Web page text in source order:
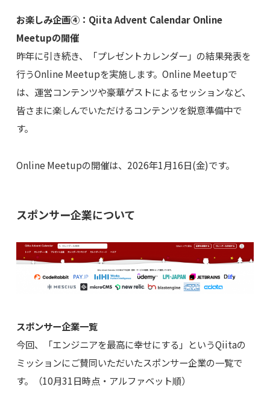
お楽しみ企画④：Qiita Advent Calendar Online
Meetupの開催
昨年に引き続き、「プレゼントカレンダー」の結果発表を
行うOnline Meetupを実施します。Online Meetupで
は、運営コンテンツや豪華ゲストによるセッションなど、
皆さまに楽しんでいただけるコンテンツを鋭意準備中で
す。
Online Meetupの開催は、2026年1月16日(金)です。
スポンサー企業について
スポンサー企業一覧
今回、「エンジニアを最高に幸せにする」というQiitaの
ミッションにご賛同いただいたスポンサー企業の一覧で
す。（10月31日時点・アルファベット順）